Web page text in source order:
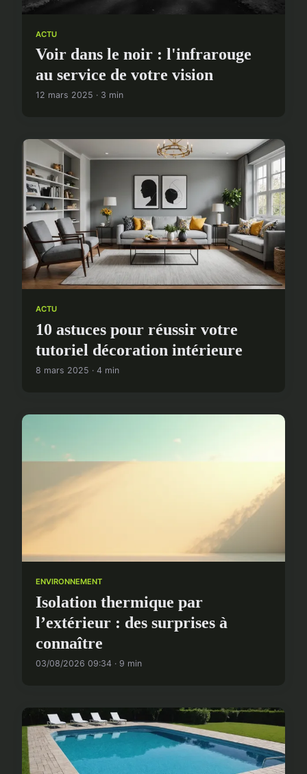
ACTU
Voir dans le noir : l'infrarouge
au service de votre vision
12 mars 2025 · 3 min
ACTU
10 astuces pour réussir votre
tutoriel décoration intérieure
8 mars 2025 · 4 min
ENVIRONNEMENT
Isolation thermique par
l’extérieur : des surprises à
connaître
03/08/2026 09:34 · 9 min